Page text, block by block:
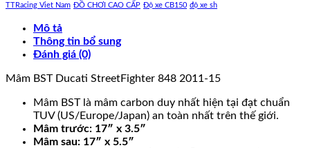
TTRacing Viet Nam ĐỒ CHƠI CAO CẤP Độ xe CB150 độ xe sh
Mô tả
Thông tin bổ sung
Đánh giá (0)
Mâm BST Ducati StreetFighter 848 2011-15
Mâm BST là mâm carbon duy nhất hiện tại đạt chuẩn
TUV (US/Europe/Japan) an toàn nhất trên thế giới.
Mâm trước: 17″ x 3.5″
Mâm sau: 17″ x 5.5″